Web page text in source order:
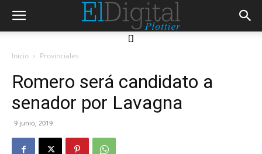
[]
Inicio Provinciales
Romero será candidato a
senador por Lavagna
9 junio, 2019